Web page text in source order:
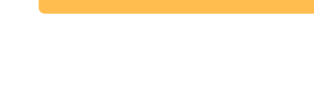
Riflettere e fare brainstorming come team.